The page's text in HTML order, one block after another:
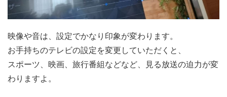
映像や音は、設定でかなり印象が変わります。
お手持ちのテレビの設定を変更していただくと、
スポーツ、映画、旅行番組などなど、見る放送の迫力が変
わりますよ。